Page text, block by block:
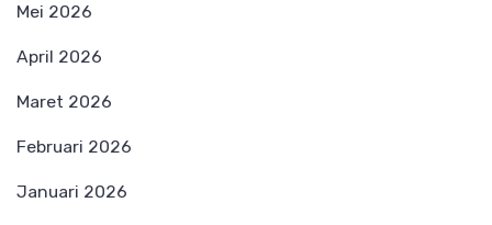
Mei 2026
April 2026
Maret 2026
Februari 2026
Januari 2026